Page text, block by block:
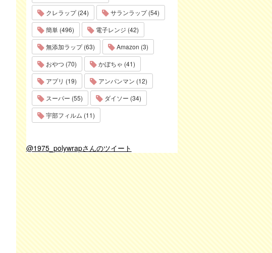
クレラップ (24)
サランラップ (54)
簡単 (496)
電子レンジ (42)
無添加ラップ (63)
Amazon (3)
おやつ (70)
かぼちゃ (41)
アプリ (19)
アンパンマン (12)
スーパー (55)
ダイソー (34)
宇部フィルム (11)
@1975_polywrapさんのツイート